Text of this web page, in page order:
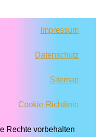
Impressum
Datenschutz
Sitemap
Cookie-Richtlinie
Rechte vorbehalten